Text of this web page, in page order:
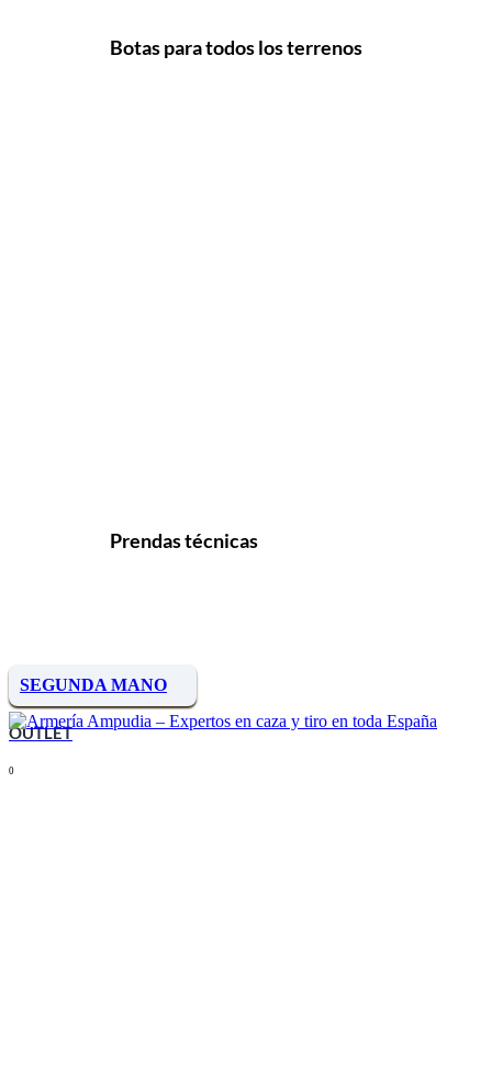
Botas para todos los terrenos
Prendas técnicas
SEGUNDA MANO
OUTLET
0